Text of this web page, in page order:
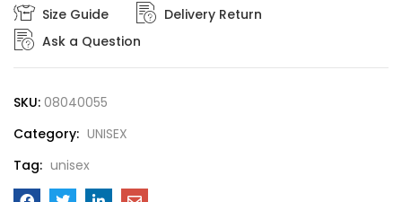
Size Guide
Delivery Return
Ask a Question
SKU: 08040055
Category: UNISEX
Tag: unisex